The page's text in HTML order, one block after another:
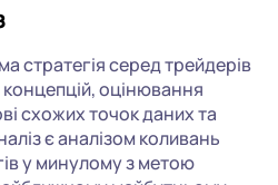
стратегія серед трейдерів
оцінювання
схожих точок даних та
є аналізом коливань
у минулому з метою